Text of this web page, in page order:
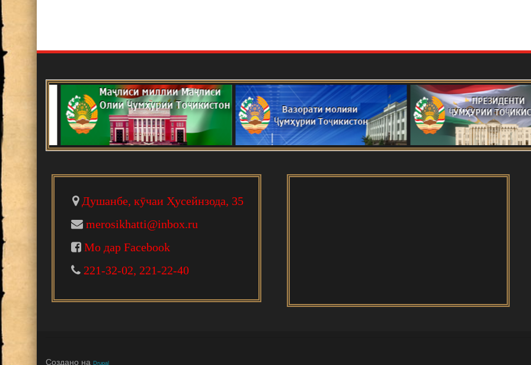
В Душанбе прошла Международная конференция о роли молодых учёных в
развитии науки, инноваций и технологий
Ваҳдати миллӣ - асоси рушди Тоҷикистон
Падидаҳои илму амал
НАРМДИЛОНИ САНГИНИРОДАИ САНГВОР
Душанбе, кӯчаи Ҳусейнзода, 35
merosikhatti@inbox.ru
Мо дар Facebook
221-32-02, 221-22-40
Создано на Drupal